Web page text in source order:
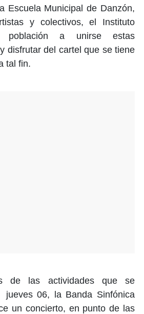
Escuela Municipal de Danzón,
y colectivos, el Instituto
a unirse estas
disfrutar del cartel que se tiene
tal fin.
de las actividades que se
06, la Banda Sinfónica
un concierto, en punto de las